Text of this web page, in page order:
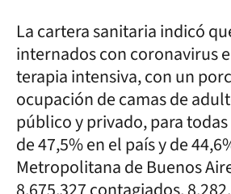
La cartera sanitaria indicó
internados con coronavirus
terapia intensiva, con un
ocupación de camas de
público y privado, para
de 47,5% en el país y de
Metropolitana de Buenos